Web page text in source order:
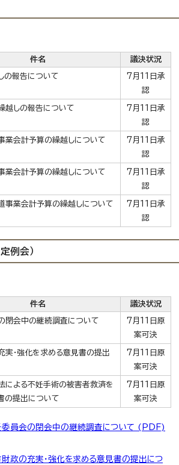
件名 議決状況
の報告について
7月11日承
認
越しの報告について
7月11日承
認
業会計予算の繰越しについて
7月11日承
認
業会計予算の繰越しについて
7月11日承
認
事業会計予算の繰越しについて
7月11日承
認
例会）
件名 議決状況
閉会中の継続調査について
7月11日原
案可決
実・強化を求める意見書の提出
7月11日原
案可決
による不妊手術の被害者救済を
の提出について
7月11日原
案可決
員会の閉会中の継続調査について (PDF)
政の充実・強化を求める意見書の提出につ